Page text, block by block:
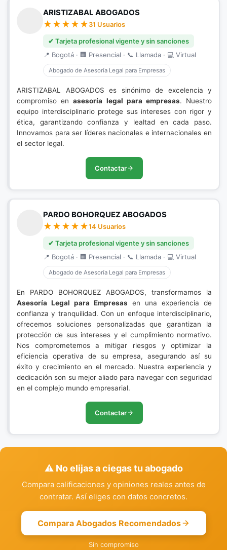
ARISTIZABAL ABOGADOS
31 Usuarios
✔ Tarjeta profesional vigente y sin sanciones
📍 Bogotá · 🏢 Presencial · 📞 Llamada · 💻 Virtual
Abogado de Asesoría Legal para Empresas
ARISTIZABAL ABOGADOS es sinónimo de excelencia y
compromiso enasesoría legal para empresas. Nuestro
equipo interdisciplinario protege sus intereses con rigor y
ética, garantizando confianza y lealtad en cada paso.
Innovamos para ser líderes nacionales e internacionales en
el sector legal.
Contactar
PARDO BOHORQUEZ ABOGADOS
14 Usuarios
✔ Tarjeta profesional vigente y sin sanciones
📍 Bogotá · 🏢 Presencial · 📞 Llamada · 💻 Virtual
Abogado de Asesoría Legal para Empresas
En PARDO BOHORQUEZ ABOGADOS, transformamos la
Asesoría Legal para Empresas en una experiencia de
confianza y tranquilidad. Con un enfoque interdisciplinario,
ofrecemos soluciones personalizadas que garantizan la
protección de sus intereses y el cumplimiento normativo.
Nos comprometemos a mitigar riesgos y optimizar la
eficiencia operativa de su empresa, asegurando así su
éxito y crecimiento en el mercado. Nuestra experiencia y
dedicación son su mejor aliado para navegar con seguridad
en el complejo mundo empresarial.
Contactar
⚠️ No elijas a ciegas tu abogado
Compara calificaciones y opiniones reales antes de
contratar. Así eliges con datos concretos.
Compara Abogados Recomendados
Sin compromiso